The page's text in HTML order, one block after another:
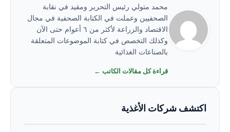
محمد متولي رئيس التحرير ومقيد في نقابة
الصحفيين وعملت في الكتابة الصحفية في مجال
الاقتصاد والزراعة لأكثر من ٦ أعوام حتى الآن
وكذلك التخصص في كتابة الموضوعات المتعلقة
بالصناعات الغذائية
قراءة كل مقالات الكاتب ←
اكتشف شركات الأغذية